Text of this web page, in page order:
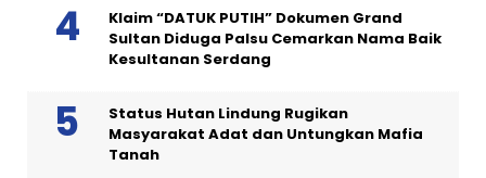
Klaim “DATUK PUTIH” Dokumen Grand
Sultan Diduga Palsu Cemarkan Nama Baik
Kesultanan Serdang
Status Hutan Lindung Rugikan
Masyarakat Adat dan Untungkan Mafia
Tanah